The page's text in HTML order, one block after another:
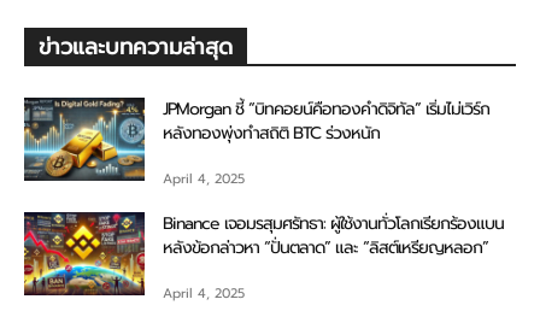
ข่าวและบทความล่าสุด
JPMorgan ชี้ “บิทคอยน์คือทองคำดิจิทัล” เริ่มไม่เวิร์ก
หลังทองพุ่งทำสถิติ BTC ร่วงหนัก
April 4, 2025
Binance เจอมรสุมศรัทธา: ผู้ใช้งานทั่วโลกเรียกร้องแบน
หลังข้อกล่าวหา “ปั่นตลาด” และ “ลิสต์เหรียญหลอก”
April 4, 2025